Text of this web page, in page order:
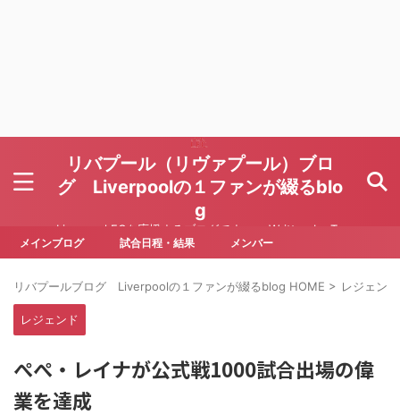
リバプール（リヴァプール）ブロ
グ Liverpoolの１ファンが綴るblo
g
Liverpool FCを応援するブログです Written by To
ru Yoda
メインブログ 試合日程・結果 メンバー
リバプールブログ Liverpoolの１ファンが綴るblog HOME > レジェンド
レジェンド
ぺぺ・レイナが公式戦1000試合出場の偉
業を達成